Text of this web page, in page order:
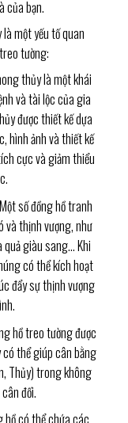
của bạn.
một yếu tố quan
tường:
thủy là một khái
và tài lộc của gia
được thiết kế dựa
hình ảnh và thiết kế
cực và giảm thiểu
số đồng hồ tranh
và thịnh vượng, như
quả giàu sang… Khi
có thể kích hoạt
đẩy sự thịnh vượng
hồ treo tường được
thể giúp cân bằng
Thủy) trong không
đối.